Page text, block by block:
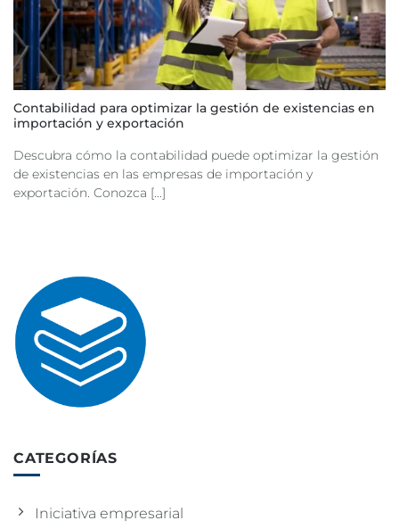
Contabilidad para optimizar la gestión de existencias en
importación y exportación
Descubra cómo la contabilidad puede optimizar la gestión
de existencias en las empresas de importación y
exportación. Conozca [...]
CATEGORÍAS
Iniciativa empresarial